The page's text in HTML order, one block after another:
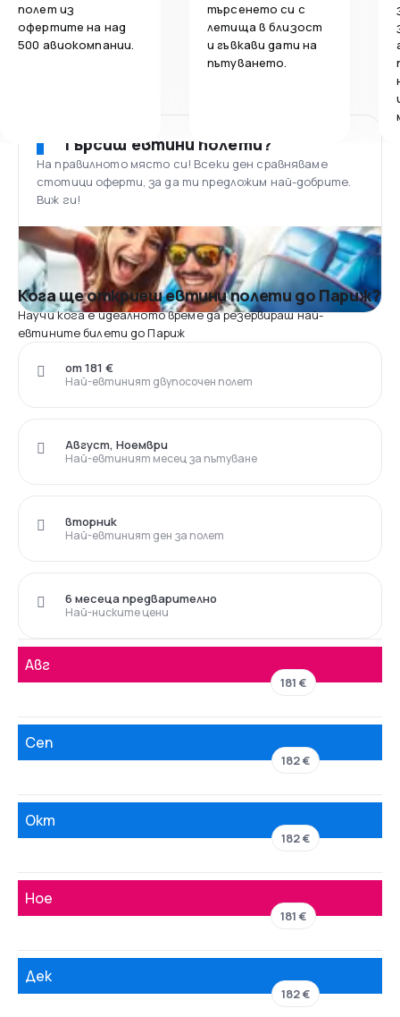
полет из
офертите на над
500 авиокомпании.
търсенето си с
летища в близост
и гъвкави дати на
пътуването.
Търсиш евтини полети?
На правилното място си! Всеки ден сравняваме
стотици оферти, за да ти предложим най-добрите.
Виж ги!
Кога ще откриеш евтини полети до Париж?
Научи кога е идеалното време да резервираш най-
евтините билети до Париж
Най-евтиният двупосочен полет
от 181 €
Най-евтиният месец за пътуване
Август, Ноември
Най-евтиният ден за полет
вторник
Най-ниските цени
6 месеца предварително
Авг
181 €
Сеп
182 €
Окт
182 €
Ное
181 €
Дек
182 €